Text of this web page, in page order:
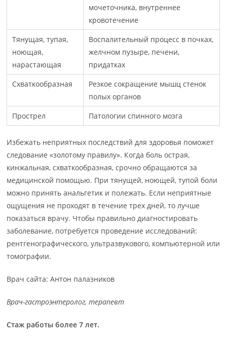
мочеточника, внутреннее
кровотечение
Тянущая, тупая,
ноющая,
нарастающая
Воспалительный процесс в почках,
желчном пузыре, печени,
придатках
Схваткообразная
Резкое сокращение мышц стенок
полых органов
Прострел
Патологии спинного мозга
Избежать неприятных последствий для здоровья поможет
следование «золотому правилу». Когда боль острая,
кинжальная, схваткообразная, срочно обращаются за
медицинской помощью. При тянущей, ноющей, тупой боли
можно принять анальгетик и полежать. Если неприятные
ощущения не проходят в течение трех дней, то лучше
показаться врачу. Чтобы правильно диагностировать
заболевание, потребуется проведение исследований:
рентгенографического, ультразвукового, компьютерной или
томографии.
Врач сайта: Антон палазников
Врач-гастроэнтеролог, терапевт
Стаж работы более 7 лет.